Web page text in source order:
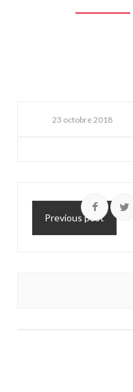
23 octobre 2018
Previous post